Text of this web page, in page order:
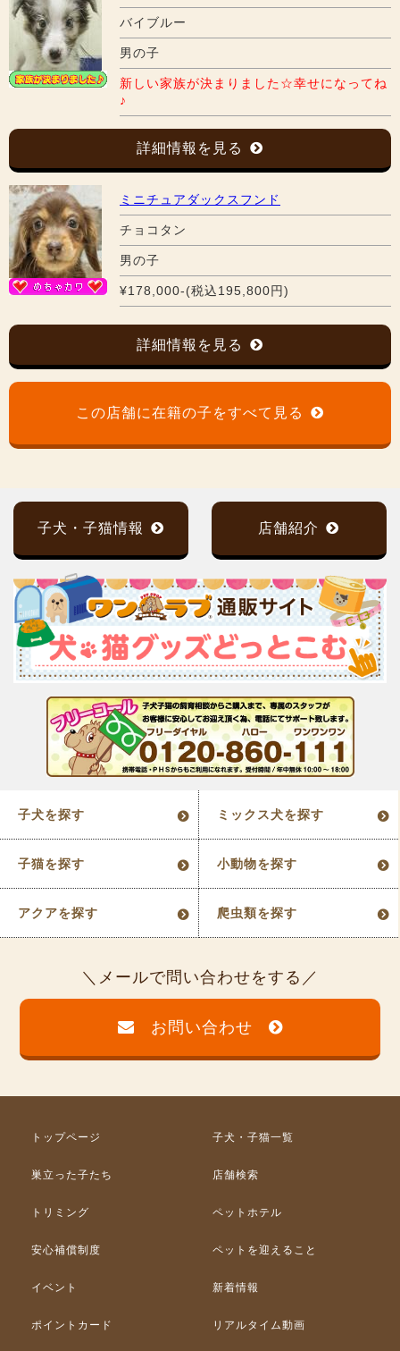
バイブルー
男の子
新しい家族が決まりました☆幸せになってね
♪
詳細情報を見る
ミニチュアダックスフンド
チョコタン
男の子
¥178,000-(税込195,800円)
詳細情報を見る
この店舗に在籍の子をすべて見る
子犬・子猫情報 店舗紹介
子犬を探す ミックス犬を探す
子猫を探す 小動物を探す
アクアを探す 爬虫類を探す
メールで問い合わせをする
お問い合わせ
トップページ 子犬・子猫一覧
巣立った子たち 店舗検索
トリミング ペットホテル
安心補償制度 ペットを迎えること
イベント 新着情報
ポイントカード リアルタイム動画